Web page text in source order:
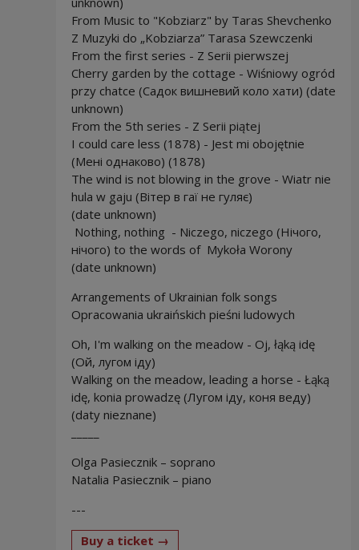
From Music to "Kobziarz" by Taras Shevchenko
Z Muzyki do „Kobziarza” Tarasa Szewczenki
From the first series - Z Serii pierwszej
Cherry garden by the cottage - Wiśniowy ogród
przy chatce (Садок вишневий коло хати) (date
unknown)
From the 5th series - Z Serii piątej
I could care less (1878) - Jest mi obojętnie
(Мені однаково) (1878)
The wind is not blowing in the grove - Wiatr nie
hula w gaju (Вітер в гаї не гуляє)
(date unknown)
Nothing, nothing - Niczego, niczego (Нічого,
нічого) to the words of Mykoła Worony
(date unknown)
Arrangements of Ukrainian folk songs
Opracowania ukraińskich pieśni ludowych
Oh, I'm walking on the meadow - Oj, łąką idę
(Ой, лугом іду)
Walking on the meadow, leading a horse - Łąką
idę, konia prowadzę (Лугом іду, коня веду)
(daty nieznane)
Olga Pasiecznik – soprano
Natalia Pasiecznik – piano
---
Buy a ticket →